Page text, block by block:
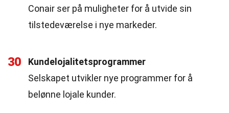
Conair ser på muligheter for å utvide sin
tilstedeværelse i nye markeder.
30
Kundelojalitetsprogrammer
Selskapet utvikler nye programmer for å
belønne lojale kunder.